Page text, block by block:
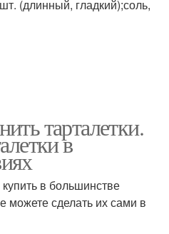
(длинный, гладкий);соль,
тарталетки.
в
в большинстве
можете сделать их сами в